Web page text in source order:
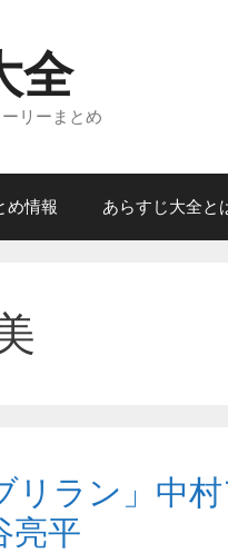
全
リーまとめ
め情報 あらすじ大全と
リラン」中
亮平